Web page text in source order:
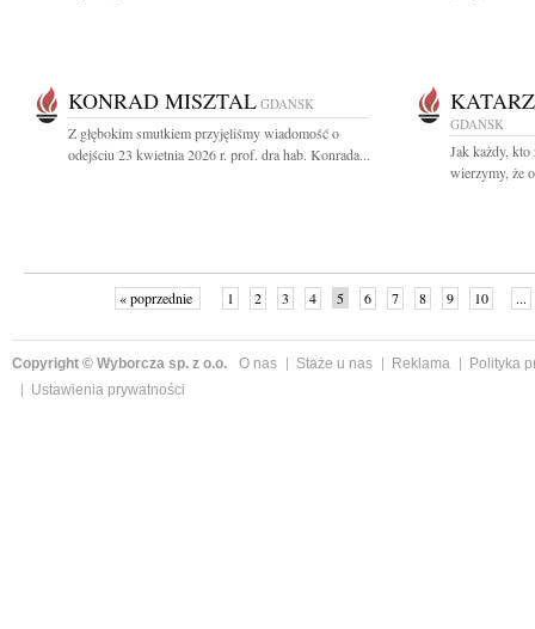
KONRAD MISZTAL GDAŃSK
Z głębokim smutkiem przyjęliśmy wiadomość o
odejściu 23 kwietnia 2026 r. prof. dra hab. Konrada...
GDAŃSK
Jak każdy,
wierzymy, że
« poprzednie 1 2 3 4 5 6 7 8 9 10 ...
Copyright © Wyborcza sp. z o.o. O nas Staże u nas Reklama
Polityka
Ustawienia prywatności